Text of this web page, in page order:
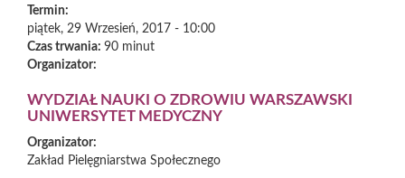
Termin:
piątek, 29 Wrzesień, 2017 - 10:00
Czas trwania: 90 minut
Organizator:
WYDZIAŁ NAUKI O ZDROWIU WARSZAWSKI
UNIWERSYTET MEDYCZNY
Organizator:
Zakład Pielęgniarstwa Społecznego